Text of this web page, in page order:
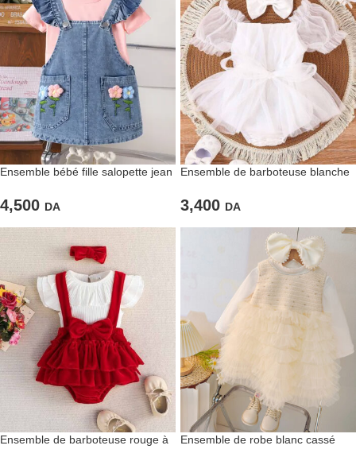
Ensemble bébé fille salopette jean
4,500 DA
Ensemble de barboteuse blanche
3,400 DA
Ensemble de barboteuse rouge à
Ensemble de robe blanc cassé